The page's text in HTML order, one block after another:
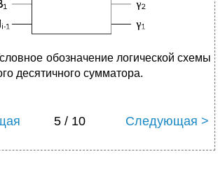
обозначение логической схемы
десятичного сумматора.
5 / 10 Следующая >